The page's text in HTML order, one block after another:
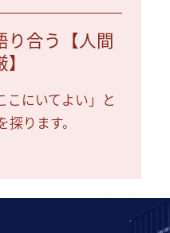
り合う【人間
こにいてよい」と
ります。